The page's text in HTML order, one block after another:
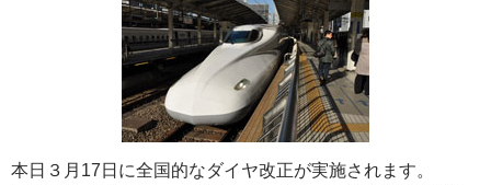
本日３月17日に全国的なダイヤ改正が実施されます。